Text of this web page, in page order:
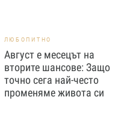
ЛЮБОПИТНО
Август е месецът на
вторите шансове: Защо
точно сега най-често
променяме живота си